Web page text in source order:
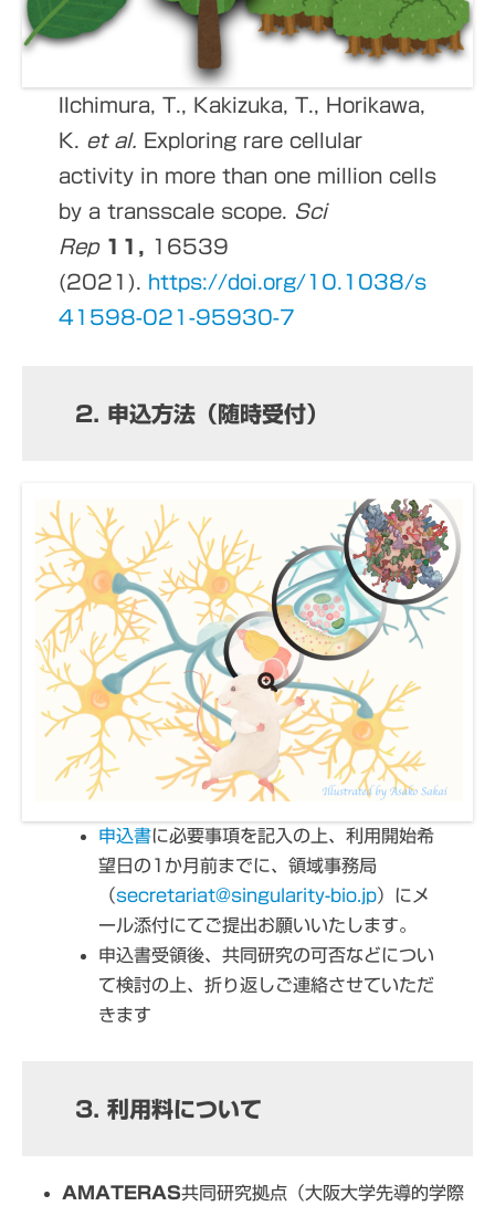
IIchimura, T., Kakizuka, T., Horikawa,
K. et al.
Exploring rare cellular
activity in more than one million cells
by a transscale scope.
Sci
Rep 11,
16539
(2021).
https://doi.org/10.1038/s
41598-021-95930-7
2. 申込方法（随時受付）
申込書に必要事項を記入の上、利用開始希
望日の1か月前までに、領域事務局
（secretariat@singularity-bio.jp）にメ
ール添付にてご提出お願いいたします。
申込書受領後、共同研究の可否などについ
て検討の上、折り返しご連絡させていただ
きます
3. 利用料について
AMATERAS共同研究拠点（大阪大学先導的学際